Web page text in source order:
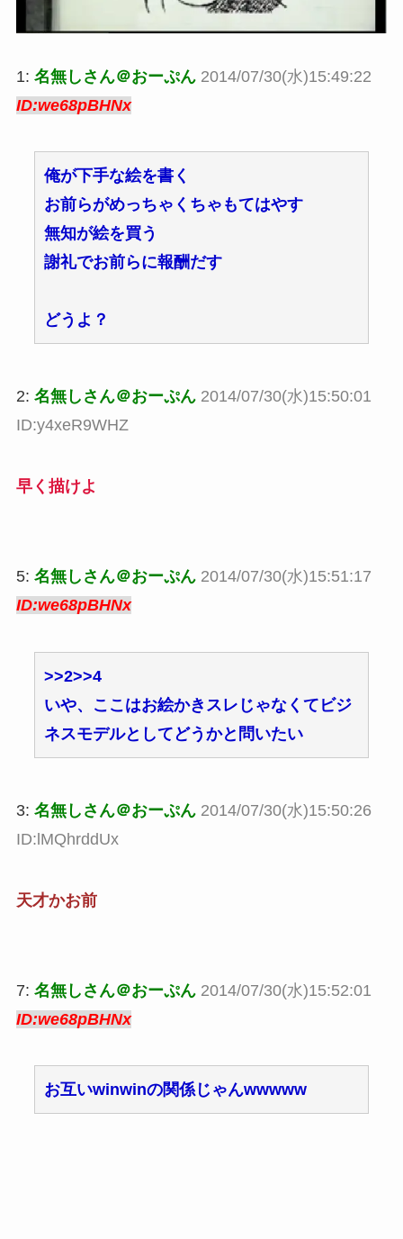
1: 名無しさん＠おーぷん 2014/07/30(水)15:49:22
ID:we68pBHNx
俺が下手な絵を書く
お前らがめっちゃくちゃもてはやす
無知が絵を買う
謝礼でお前らに報酬だす
どうよ？
2: 名無しさん＠おーぷん 2014/07/30(水)15:50:01
ID:y4xeR9WHZ
早く描けよ
5: 名無しさん＠おーぷん 2014/07/30(水)15:51:17
ID:we68pBHNx
>>2>>4
いや、ここはお絵かきスレじゃなくてビジ
ネスモデルとしてどうかと問いたい
3: 名無しさん＠おーぷん 2014/07/30(水)15:50:26
ID:lMQhrddUx
天才かお前
7: 名無しさん＠おーぷん 2014/07/30(水)15:52:01
ID:we68pBHNx
お互いwinwinの関係じゃんwwwww